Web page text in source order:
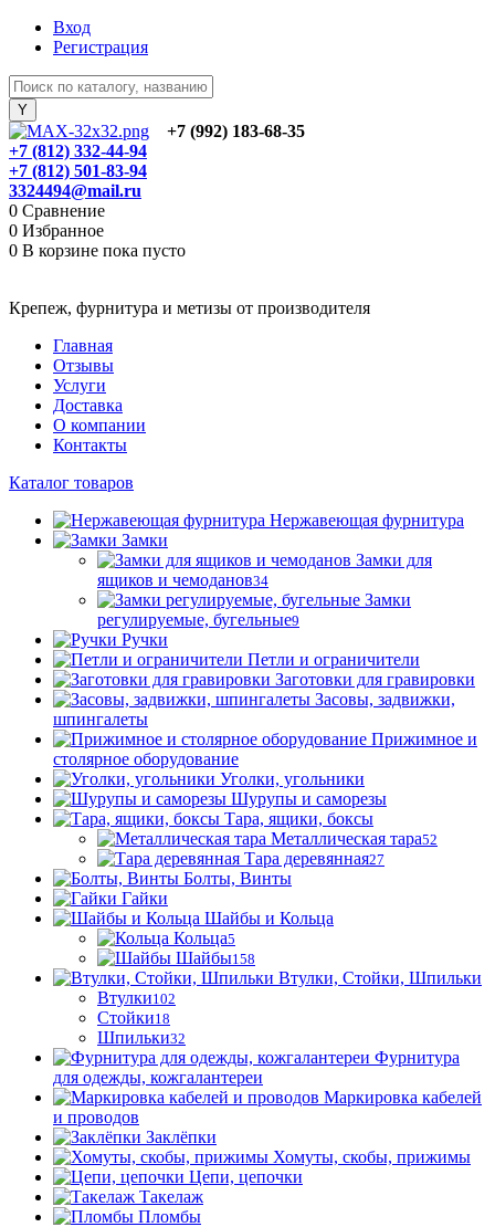
Вход
Регистрация
+7 (992) 183-68-35
+7 (812) 332-44-94
+7 (812) 501-83-94
3324494@mail.ru
0 Сравнение
0 Избранное
0 В корзине пока пусто
Крепеж, фурнитура и метизы от производителя
Главная
Отзывы
Услуги
Доставка
О компании
Контакты
Каталог товаров
Нержавеющая фурнитура
Замки
Замки для
ящиков и чемоданов34
Замки
регулируемые, бугельные9
Ручки
Петли и ограничители
Заготовки для гравировки
Засовы, задвижки,
шпингалеты
Прижимное и
столярное оборудование
Уголки, угольники
Шурупы и саморезы
Тара, ящики, боксы
Металлическая тара52
Тара деревянная27
Болты, Винты
Гайки
Шайбы и Кольца
Кольца5
Шайбы158
Втулки, Стойки, Шпильки
Втулки102
Стойки18
Шпильки32
Фурнитура
для одежды, кожгалантереи
Маркировка кабелей
и проводов
Заклёпки
Хомуты, скобы, прижимы
Цепи, цепочки
Такелаж
Пломбы